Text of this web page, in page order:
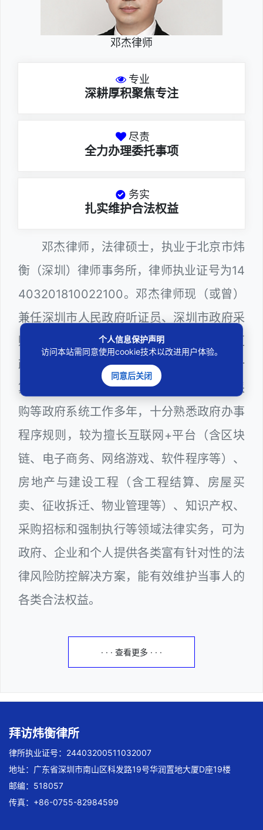
邓杰律师
专业
深耕厚积聚焦专注
尽责
全力办理委托事项
务实
扎实维护合法权益
邓杰律师，法律硕士，执业于北京市炜
衡（深圳）律师事务所，律师执业证号为14
403201810022100。邓杰律师现（或曾）
兼任深圳市人民政府听证员、深圳市政府采
购评审专家（法律类），曾担任深圳市某区
政府部门公职律师、建设工程定标专家、计
算机信息网络安全员，在建筑工务、政府采
购等政府系统工作多年，十分熟悉政府办事
程序规则，较为擅长互联网+平台（含区块
链、电子商务、网络游戏、软件程序等）、
房地产与建设工程（含工程结算、房屋买
卖、征收拆迁、物业管理等）、知识产权、
采购招标和强制执行等领域法律实务，可为
政府、企业和个人提供各类富有针对性的法
律风险防控解决方案，能有效维护当事人的
各类合法权益。
· · · 查看更多 · · ·
拜访炜衡律所
律所执业证号：24403200511032007
地址：广东省深圳市南山区科发路19号华润置地大厦D座19楼
邮编：518057
传真：+86-0755-82984599
个人信息保护声明
访问本站需同意使用cookie技术以改进用户体验。
同意后关闭